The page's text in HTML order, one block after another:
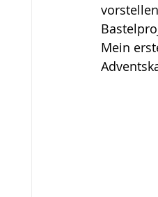
Mein